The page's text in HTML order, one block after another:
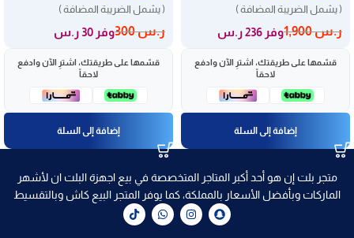
( يشمل الضريبة المضافة )
ر.س1,900 وفر 236 ر.س
قسّمها على طريقتك، اشترِ الآن وادفع
لاحقاً
إضافة إلى السلة
( يشمل الضريبة المضافة )
ر.س300 وفر 30 ر.س
قسّمها على طريقتك، اشترِ الآن وادفع
لاحقاً
إضافة إلى السلة
متجر بلت إن هو أحد أكبر المتاجر المتخصصة في بيع اجهزة البلت ان لأشهر
الماركات وبأفضل الأسعار بالمملكة، كما يوفر المتجر البيع كاش وبالتقسيط